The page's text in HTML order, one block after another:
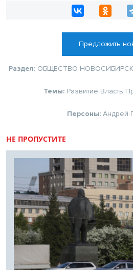
Предложить
Раздел: ОБЩЕСТВО НОВОСИБИРСК
Темы: Развитие Власть
Персоны: Андрей
НЕ ПРОПУСТИТЕ